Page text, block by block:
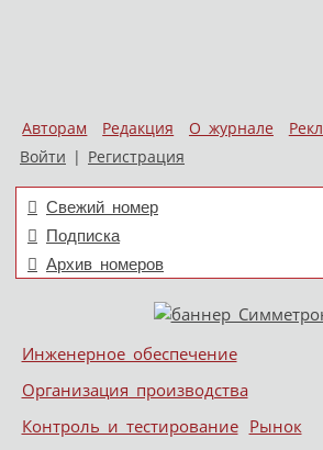
Авторам Редакция О журнале
Войти | Регистрация
Свежий номер
Подписка
Архив номеров
Меню
Skip to content
Инженерное обеспечение
Организация производства
Контроль и тестирование Рынок